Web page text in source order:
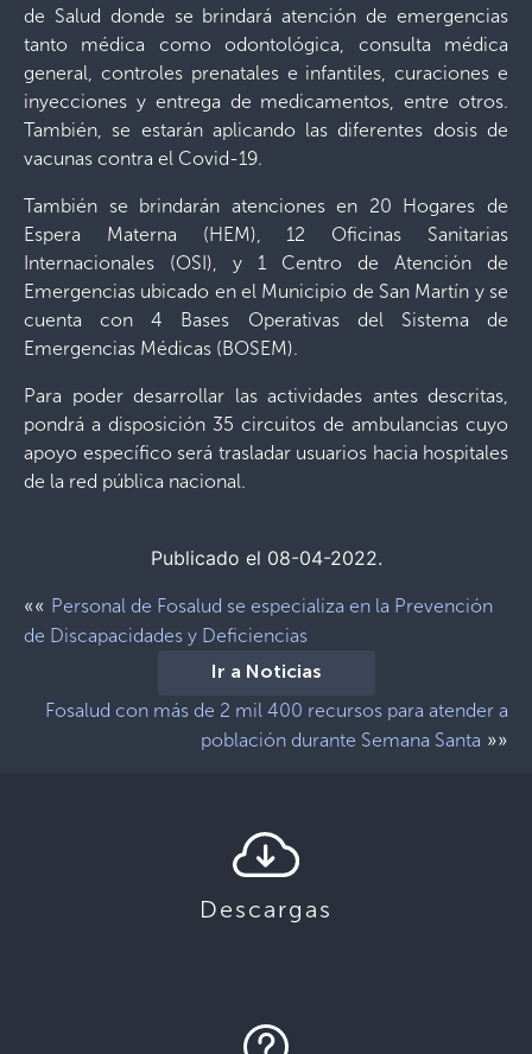
de Salud donde se brindará atención de emergencias
tanto médica como odontológica, consulta médica
general, controles prenatales e infantiles, curaciones e
inyecciones y entrega de medicamentos, entre otros.
También, se estarán aplicando las diferentes dosis de
vacunas contra el Covid-19.
También se brindarán atenciones en 20 Hogares de
Espera Materna (HEM), 12 Oficinas Sanitarias
Internacionales (OSI), y 1 Centro de Atención de
Emergencias ubicado en el Municipio de San Martín y se
cuenta con 4 Bases Operativas del Sistema de
Emergencias Médicas (BOSEM).
Para poder desarrollar las actividades antes descritas,
pondrá a disposición 35 circuitos de ambulancias cuyo
apoyo específico será trasladar usuarios hacia hospitales
de la red pública nacional.
Publicado el 08-04-2022.
«« Personal de Fosalud se especializa en la Prevención
de Discapacidades y Deficiencias
Ir a Noticias
Fosalud con más de 2 mil 400 recursos para atender a
población durante Semana Santa »»
Descargas